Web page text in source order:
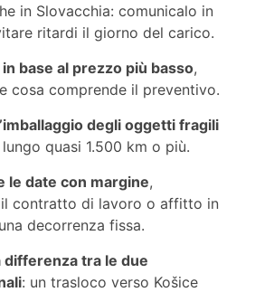
in Slovacchia: comunicalo in
ritardi il giorno del carico.
base al prezzo più basso,
cosa comprende il preventivo.
degli oggetti fragili
quasi 1.500 km o più.
le date con margine,
contratto di lavoro o affitto in
decorrenza fissa.
differenza tra le due
: un trasloco verso Košice